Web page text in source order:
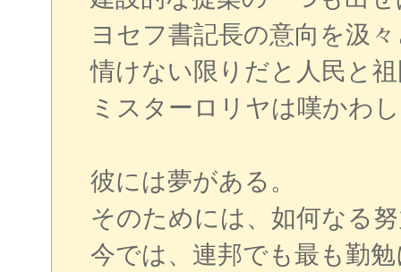
ヨセフ書記長の意向を汲
情けない限りだと人民と
ミスターロリヤは嘆かわ
彼には夢がある。
そのためには、如何なる
今では、連邦でも最も勤